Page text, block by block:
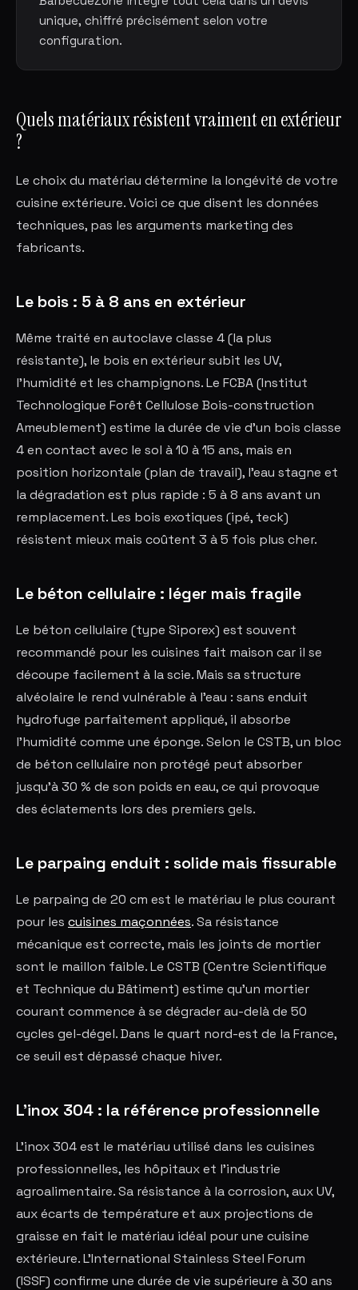
unique, chiffré précisément selon votre
configuration.
Quels matériaux résistent vraiment en extérieur
?
Le choix du matériau détermine la longévité de votre
cuisine extérieure. Voici ce que disent les données
techniques, pas les arguments marketing des
fabricants.
Le bois : 5 à 8 ans en extérieur
Même traité en autoclave classe 4 (la plus
résistante), le bois en extérieur subit les UV,
l'humidité et les champignons. Le FCBA (Institut
Technologique Forêt Cellulose Bois-construction
Ameublement) estime la durée de vie d'un bois classe
4 en contact avec le sol à 10 à 15 ans, mais en
position horizontale (plan de travail), l'eau stagne et
la dégradation est plus rapide : 5 à 8 ans avant un
remplacement. Les bois exotiques (ipé, teck)
résistent mieux mais coûtent 3 à 5 fois plus cher.
Le béton cellulaire : léger mais fragile
Le béton cellulaire (type Siporex) est souvent
recommandé pour les cuisines fait maison car il se
découpe facilement à la scie. Mais sa structure
alvéolaire le rend vulnérable à l'eau : sans enduit
hydrofuge parfaitement appliqué, il absorbe
l'humidité comme une éponge. Selon le CSTB, un bloc
de béton cellulaire non protégé peut absorber
jusqu'à 30 % de son poids en eau, ce qui provoque
des éclatements lors des premiers gels.
Le parpaing enduit : solide mais fissurable
Le parpaing de 20 cm est le matériau le plus courant
pour les cuisines maçonnées. Sa résistance
mécanique est correcte, mais les joints de mortier
sont le maillon faible. Le CSTB (Centre Scientifique
et Technique du Bâtiment) estime qu'un mortier
courant commence à se dégrader au-delà de 50
cycles gel-dégel. Dans le quart nord-est de la France,
ce seuil est dépassé chaque hiver.
L'inox 304 : la référence professionnelle
L'inox 304 est le matériau utilisé dans les cuisines
professionnelles, les hôpitaux et l'industrie
agroalimentaire. Sa résistance à la corrosion, aux UV,
aux écarts de température et aux projections de
graisse en fait le matériau idéal pour une cuisine
extérieure. L'International Stainless Steel Forum
(ISSF) confirme une durée de vie supérieure à 30 ans